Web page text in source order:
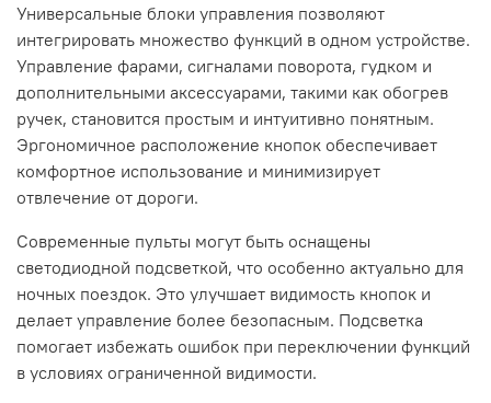
Универсальные блоки управления позволяют
интегрировать множество функций в одном устройстве.
Управление фарами, сигналами поворота, гудком и
дополнительными аксессуарами, такими как обогрев
ручек, становится простым и интуитивно понятным.
Эргономичное расположение кнопок обеспечивает
комфортное использование и минимизирует
отвлечение от дороги.
Современные пульты могут быть оснащены
светодиодной подсветкой, что особенно актуально для
ночных поездок. Это улучшает видимость кнопок и
делает управление более безопасным. Подсветка
помогает избежать ошибок при переключении функций
в условиях ограниченной видимости.